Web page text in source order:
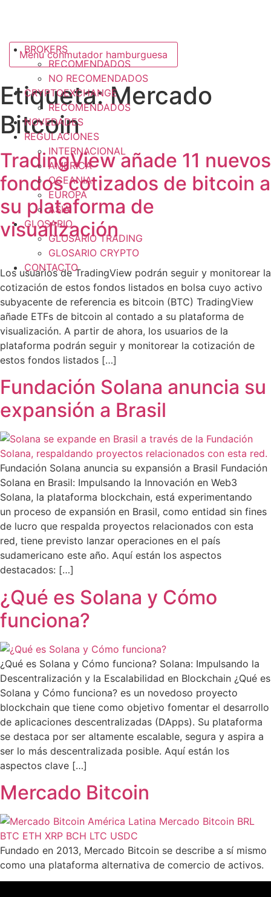
BROKERS
RECOMENDADOS
NO RECOMENDADOS
CRYPTOEXCHANGE
RECOMENDADOS
NOVEDADES
REGULACIONES
INTERNACIONAL
AMERICA
OCEANIA
EUROPA
ASIA
GLOSARIO
GLOSARIO TRADING
GLOSARIO CRYPTO
CONTACTO
Menú conmutador hamburguesa
Etiqueta:Mercado
Bitcoin
TradingView añade 11 nuevos
fondos cotizados de bitcoin a
su plataforma de
visualización
Los usuarios de TradingView podrán seguir y monitorear la
cotización de estos fondos listados en bolsa cuyo activo
subyacente de referencia es bitcoin (BTC) TradingView
añade ETFs de bitcoin al contado a su plataforma de
visualización. A partir de ahora, los usuarios de la
plataforma podrán seguir y monitorear la cotización de
estos fondos listados […]
Fundación Solana anuncia su
expansión a Brasil
Fundación Solana anuncia su expansión a Brasil Fundación
Solana en Brasil: Impulsando la Innovación en Web3
Solana, la plataforma blockchain, está experimentando
un proceso de expansión en Brasil, como entidad sin fines
de lucro que respalda proyectos relacionados con esta
red, tiene previsto lanzar operaciones en el país
sudamericano este año. Aquí están los aspectos
destacados: […]
¿Qué es Solana y Cómo
funciona?
¿Qué es Solana y Cómo funciona? Solana: Impulsando la
Descentralización y la Escalabilidad en Blockchain ¿Qué es
Solana y Cómo funciona? es un novedoso proyecto
blockchain que tiene como objetivo fomentar el desarrollo
de aplicaciones descentralizadas (DApps). Su plataforma
se destaca por ser altamente escalable, segura y aspira a
ser lo más descentralizada posible. Aquí están los
aspectos clave […]
Mercado Bitcoin
Fundado en 2013, Mercado Bitcoin se describe a sí mismo
como una plataforma alternativa de comercio de activos.